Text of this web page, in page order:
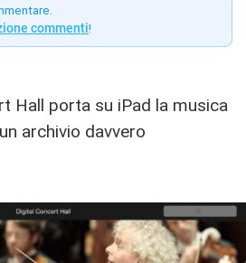
commenti!
Hall porta su iPad la musica
archivio davvero